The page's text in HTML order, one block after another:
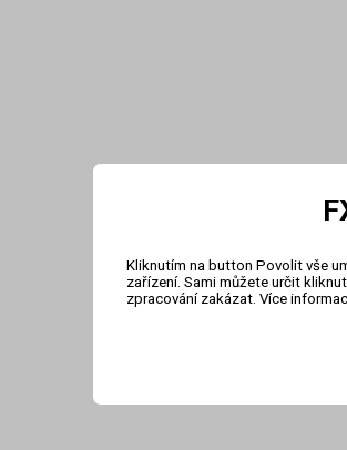
Kliknutím na button Povolit vše
zařízení. Sami můžete určit
zpracování zakázat. Více